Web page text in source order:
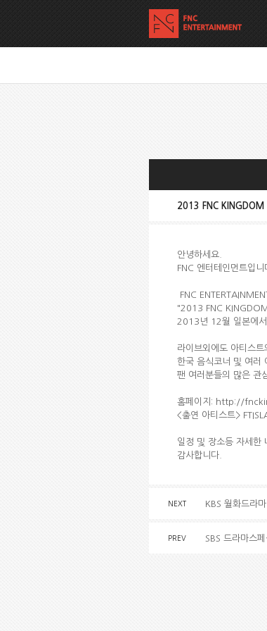
2013 FNC
안녕하세요.
FNC 엔터테인먼트입니
FNC
"2013 FNC
2013년 12월 일본에
라이브외에도 아티스
한국 음식코너 및 여러
팬 여러분들의 많은 관
홈페이지: http://
<출연 아티스트>
일정 및 장소등 자세한
감사합니다.
NEXT KBS 월화드라
PREV SBS 드라마스